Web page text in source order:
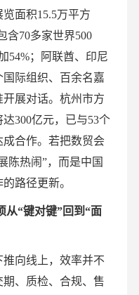
面积15.5万平方
含70多家世界500
54%；阿联酋、印尼
际组织、百余名嘉
展对话。杭州市方
300亿元，已与53个
成合作。若把数贸会
陈热闹”，而是中国
路径更新。
从“键对键”回到“面
向线上，效率并不
、质检、合规、售